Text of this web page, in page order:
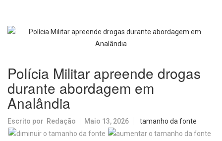
Polícia Militar apreende drogas
durante abordagem em
Analândia
Escrito por Redação Maio 13, 2026 tamanho da fonte